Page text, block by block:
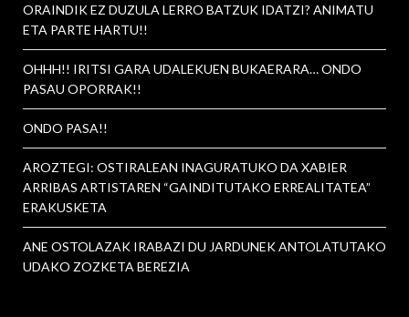
ORAINDIK EZ DUZULA LERRO BATZUK IDATZI? ANIMATU
ETA PARTE HARTU!!
OHHH!! IRITSI GARA UDALEKUEN BUKAERARA… ONDO
PASAU OPORRAK!!
ONDO PASA!!
AROZTEGI: OSTIRALEAN INAGURATUKO DA XABIER
ARRIBAS ARTISTAREN “GAINDITUTAKO ERREALITATEA”
ERAKUSKETA
ANE OSTOLAZAK IRABAZI DU JARDUNEK ANTOLATUTAKO
UDAKO ZOZKETA BEREZIA